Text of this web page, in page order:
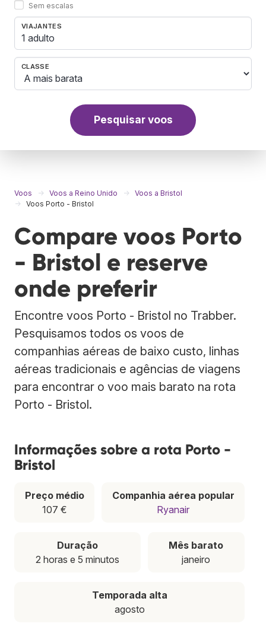
Sem escalas
VIAJANTES
1 adulto
CLASSE
Pesquisar voos
Voos Voos a Reino Unido
Voos a Bristol
Voos Porto - Bristol
Compare voos Porto
- Bristol e reserve
onde preferir
Encontre voos Porto - Bristol no Trabber.
Pesquisamos todos os voos de
companhias aéreas de baixo custo, linhas
aéreas tradicionais e agências de viagens
para encontrar o voo mais barato na rota
Porto - Bristol.
Informações sobre a rota Porto -
Bristol
Preço médio
107 €
Companhia aérea popular
Ryanair
Duração
2 horas e 5 minutos
Mês barato
janeiro
Temporada alta
agosto